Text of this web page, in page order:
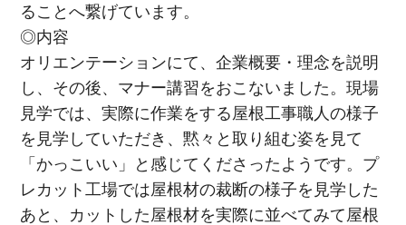
ることへ繋げています。
◎内容
オリエンテーションにて、企業概要・理念を説明
し、その後、マナー講習をおこないました。現場
見学では、実際に作業をする屋根工事職人の様子
を見学していただき、黙々と取り組む姿を見て
「かっこいい」と感じてくださったようです。プ
レカット工場では屋根材の裁断の様子を見学した
あと、カットした屋根材を実際に並べてみて屋根